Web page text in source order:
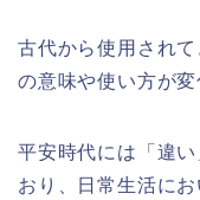
古代から使用され
の意味や使い方が変
平安時代には「違
おり、日常生活に